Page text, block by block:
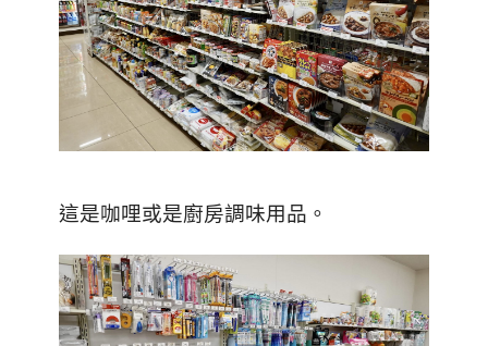
這是咖哩或是廚房調味用品。